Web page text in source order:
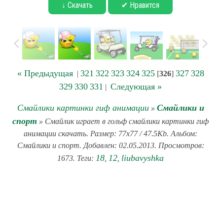
↓ Скачать ✔ Нравится
« Предыдущая| 321 322 323 324 325[326] 327 328
329 330 331 | Следующая »
Смайлики картинки гиф анимации» Смайлики и
спорт » Смайлик играет в гольф смайлики картинки гиф
анимации скачать. Размер: 77x77 / 47.5Kb. Альбом:
Смайлики и спорт. Добавлен: 02.05.2013. Просмотров:
1673. Теги: 18 12 liubavyshka